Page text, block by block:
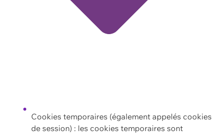
Cookies temporaires (également appelés cookies
de session) : les cookies temporaires sont